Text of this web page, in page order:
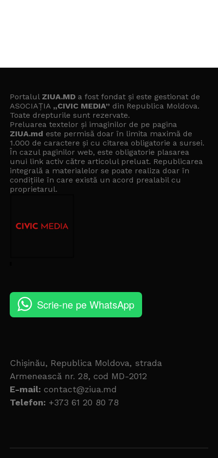
Portalul ZIUA.MD a fost fondat și este gestionat de
ASOCIAȚIA „CIVIC MEDIA” din Republica Moldova.
Toate drepturile sunt rezervate.
Preluarea textelor și imaginilor de pe pagina
ZIUA.md este permisă doar în limita maximă de
1.000 de caractere și cu citarea obligatorie a sursei.
În cazul paginilor web, este obligatorie plasarea
unui link activ către articolul preluat. Republicarea
integrală a materialelor se poate realiza doar în
condițiile în care există un acord prealabil cu
proprietarul.
Scrie-ne pe WhatsApp
Chișinău, Republica Moldova, strada
Armenească nr. 28, cod MD-2012
E-mail: contact@ziua.md
Telefon: +373 61 20 80 78